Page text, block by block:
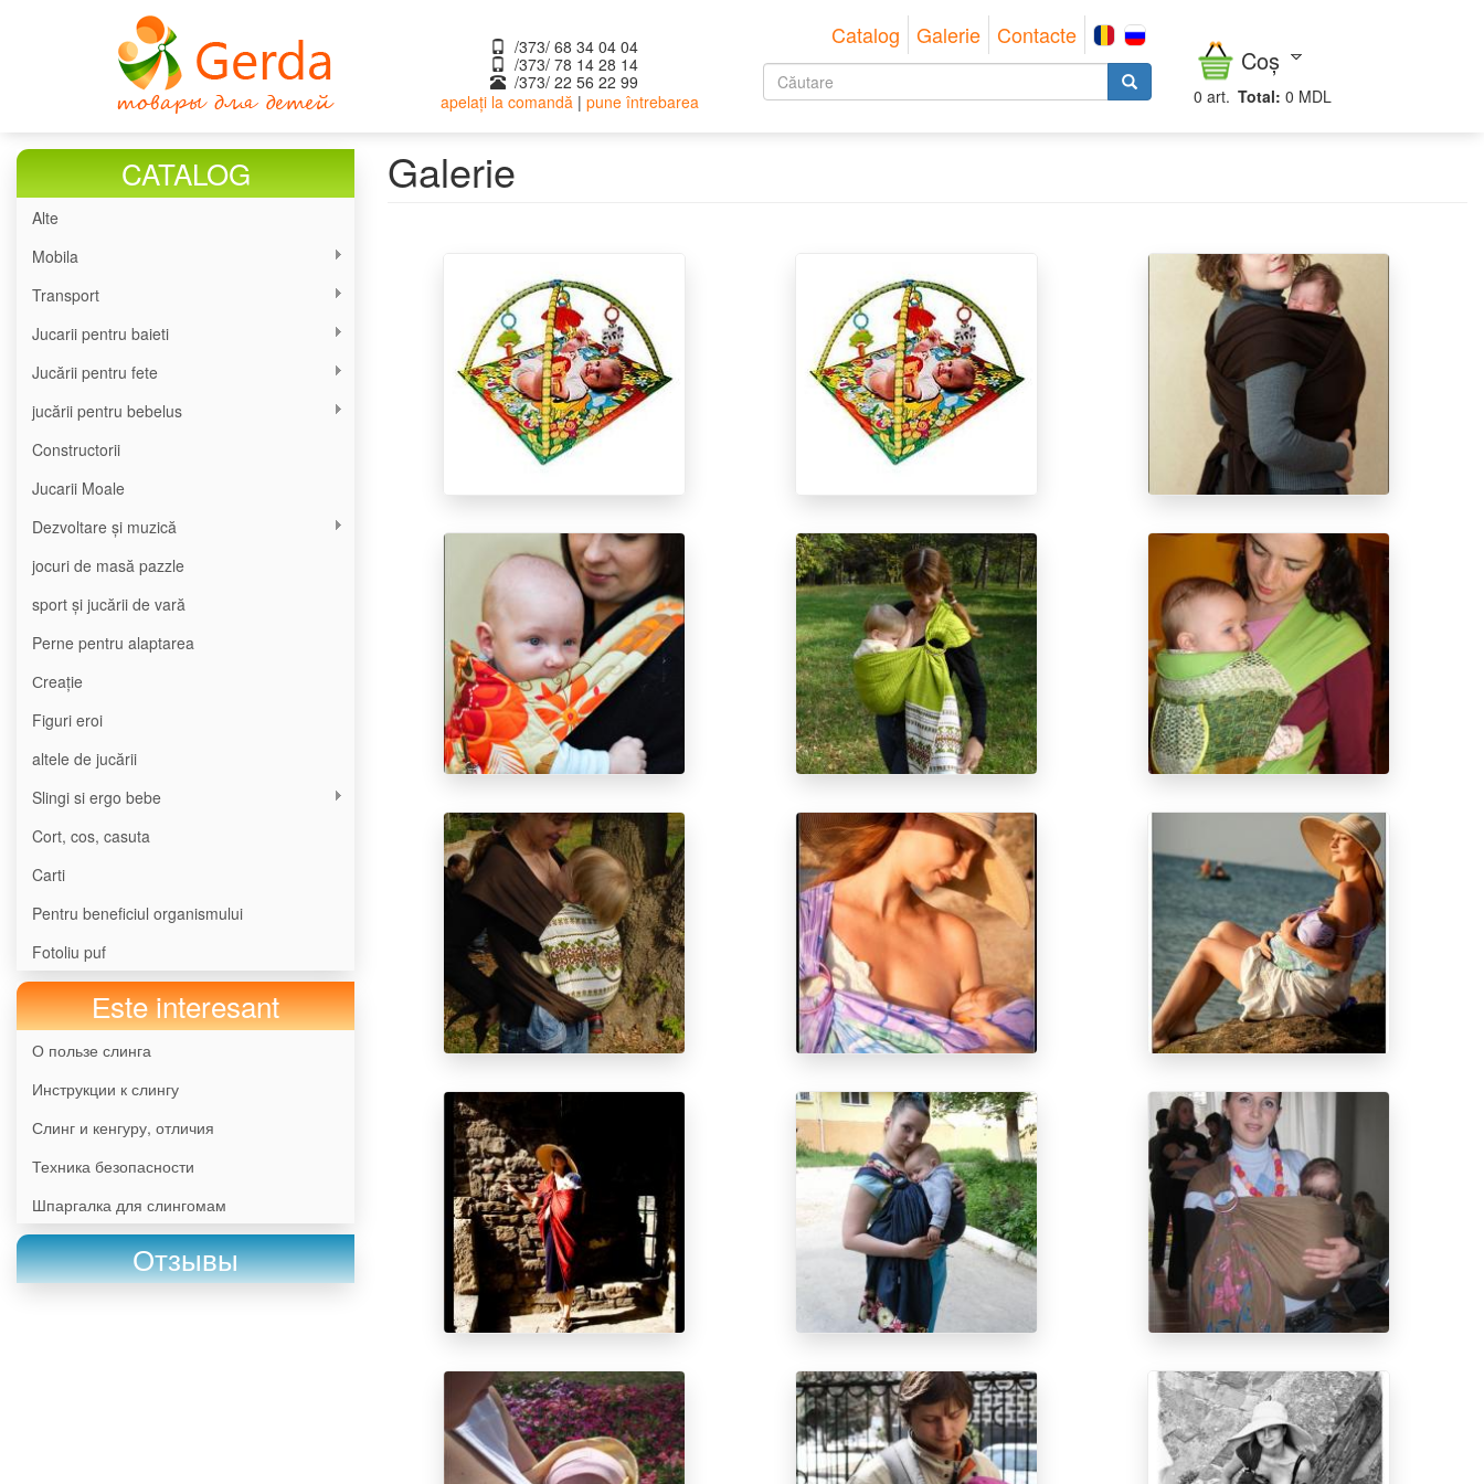
/373/ 68 34 04 04
/373/ ‎78 14 28 14
/373/ 22 56 22 99
apelați la comandă| pune întrebarea
Catalog Galerie Contacte
Formular Coș
0 art. Total: 0 MDL
CATALOG
Alte
Mobila
Transport
Jucarii pentru baieti
Jucării pentru fete
jucării pentru bebelus
Constructorii
Jucarii Moale
Dezvoltare și muzică
jocuri de masă pazzle
sport și jucării de vară
Perne pentru alaptarea
Сreație
Figuri eroi
altele de jucării
Slingi si ergo bebe
Cort, cos, casuta
Carti
Pentru beneficiul organismului
Fotoliu puf
Еste interesant
О пользе слинга
Инструкции к слингу
Слинг и кенгуру, отличия
Техника безопасности
Шпаргалка для слингомам
Отзывы
Galerie